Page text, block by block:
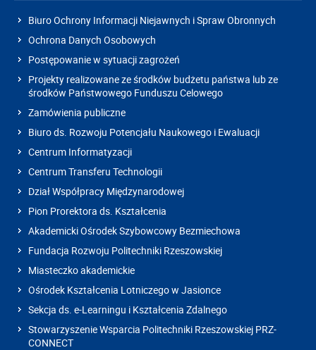
Biuro Ochrony Informacji Niejawnych i Spraw Obronnych
Ochrona Danych Osobowych
Postępowanie w sytuacji zagrożeń
Projekty realizowane ze środków budżetu państwa lub ze
środków Państwowego Funduszu Celowego
Zamówienia publiczne
Biuro ds. Rozwoju Potencjału Naukowego i Ewaluacji
Centrum Informatyzacji
Centrum Transferu Technologii
Dział Współpracy Międzynarodowej
Pion Prorektora ds. Kształcenia
Akademicki Ośrodek Szybowcowy Bezmiechowa
Fundacja Rozwoju Politechniki Rzeszowskiej
Miasteczko akademickie
Ośrodek Kształcenia Lotniczego w Jasionce
Sekcja ds. e-Learningu i Kształcenia Zdalnego
Stowarzyszenie Wsparcia Politechniki Rzeszowskiej PRZ-
CONNECT